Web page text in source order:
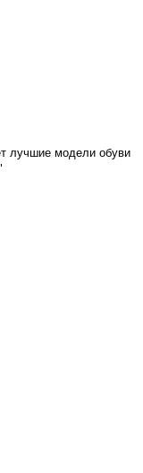
лучшие модели обуви